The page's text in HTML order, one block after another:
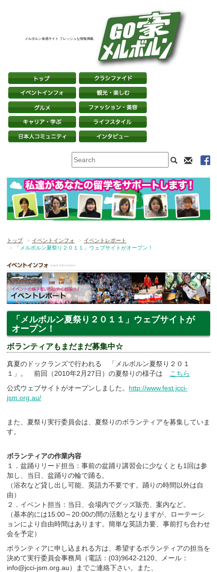
メルボルン体感サイト フレッシュな情報満載
トップ イベントインフォ
イベントレポート
「メルボルン夏祭り２０１１」ウェブサイトがオープン！
「メルボルン夏祭り２０１１」ウェブサイトが
オープン！
ボランティアもまだまだ募集中☆
真夏のドックランズで行われる 「メルボルン夏祭り２０１
１」。 前回（2010年2月27日）の夏祭りの様子は
こちら
公式ウェブサイトがオープンしました。 http://www.fest.jcci-
jsm.org.au/
また、夏祭り実行委員会は、夏祭りのボランティアを募集していま
す。
ボランティアの作業内容
１．盆踊りリード担当：事前の盆踊り講習会に少なくとも1回は参
加し、当日、盆踊りの輪で踊る。
（浴衣など貸し出し可能、英語力不要です。踊りの時間以外は自
由）
２．イベント担当：当日、会場内でグッズ販売、案内など。
（基本的には15:00～20:00の間の活動となりますが、ローテーシ
ョンにより自由時間はあります。簡単な英語力要、事前打ち合わせ
会を予定）
ボランティアに申し込まれる方は、希望するボランティアの担当を
決めて実行委員会事務局（電話：(03)9642-2120、メール：
info@jcci-jsm.org.au）までご連絡下さい。また、